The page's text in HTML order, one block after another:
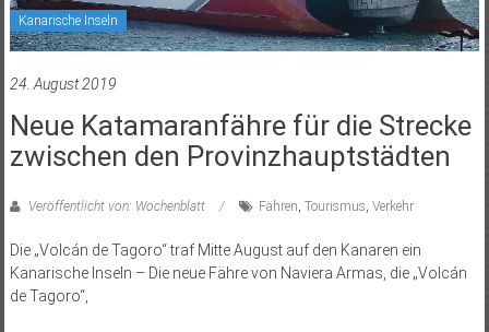
Kanarische Inseln
24. August 2019
Neue Katamaranfähre für die Strecke
zwischen den Provinzhauptstädten
Veröffentlicht von: Wochenblatt Fähren, Tourismus, Verkehr
Die „Volcán de Tagoro“ traf Mitte August auf den Kanaren ein
Kanarische Inseln – Die neue Fähre von Naviera Armas, die „Volcán
de Tagoro“,